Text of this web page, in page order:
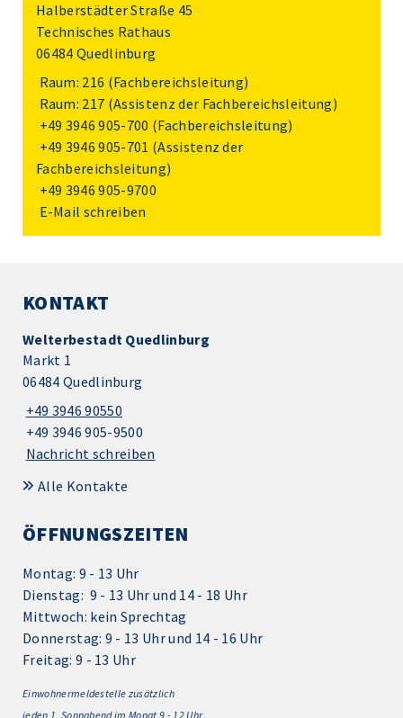
Halberstädter Straße 45
Technisches Rathaus
06484 Quedlinburg
Raum: 216 (Fachbereichsleitung)
Raum: 217 (Assistenz der Fachbereichsleitung)
+49 3946 905-700 (Fachbereichsleitung)
+49 3946 905-701 (Assistenz der
Fachbereichsleitung)
+49 3946 905-9700
E-Mail schreiben
KONTAKT
Welterbestadt Quedlinburg
Markt 1
06484 Quedlinburg
+49 3946 90550
+49 3946 905-9500
Nachricht schreiben
Alle Kontakte
ÖFFNUNGSZEITEN
Montag: 9 - 13 Uhr
Dienstag: 9 - 13 Uhr und 14 - 18 Uhr
Mittwoch: kein Sprechtag
Donnerstag: 9 - 13 Uhr und 14 - 16 Uhr
Freitag: 9 - 13 Uhr
Einwohnermeldestelle zusätzlich
jeden 1. Sonnabend im Monat 9 - 12 Uhr